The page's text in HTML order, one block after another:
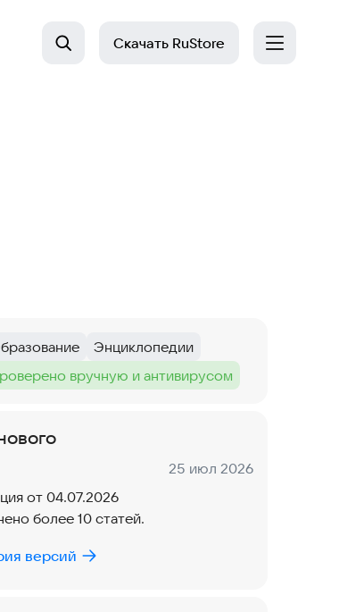
Скачать RuStore
: Тег:
Энциклопедии
вручную и антивирусом
Дата:
25 июл 2026
от 04.07.2026
более 10 статей.
версий